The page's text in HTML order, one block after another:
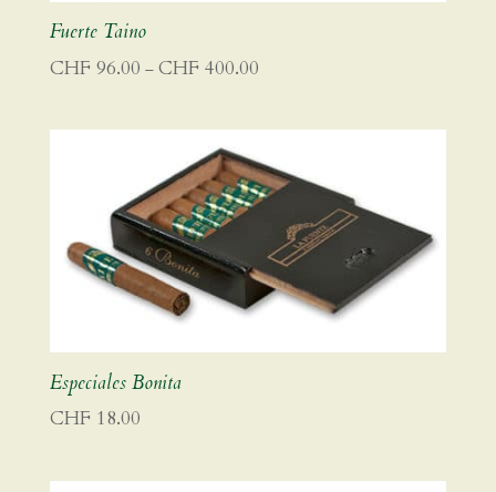
Fuerte Taino
CHF 96.00 – CHF 400.00Preisspanne:
Especiales Bonita
CHF 18.00